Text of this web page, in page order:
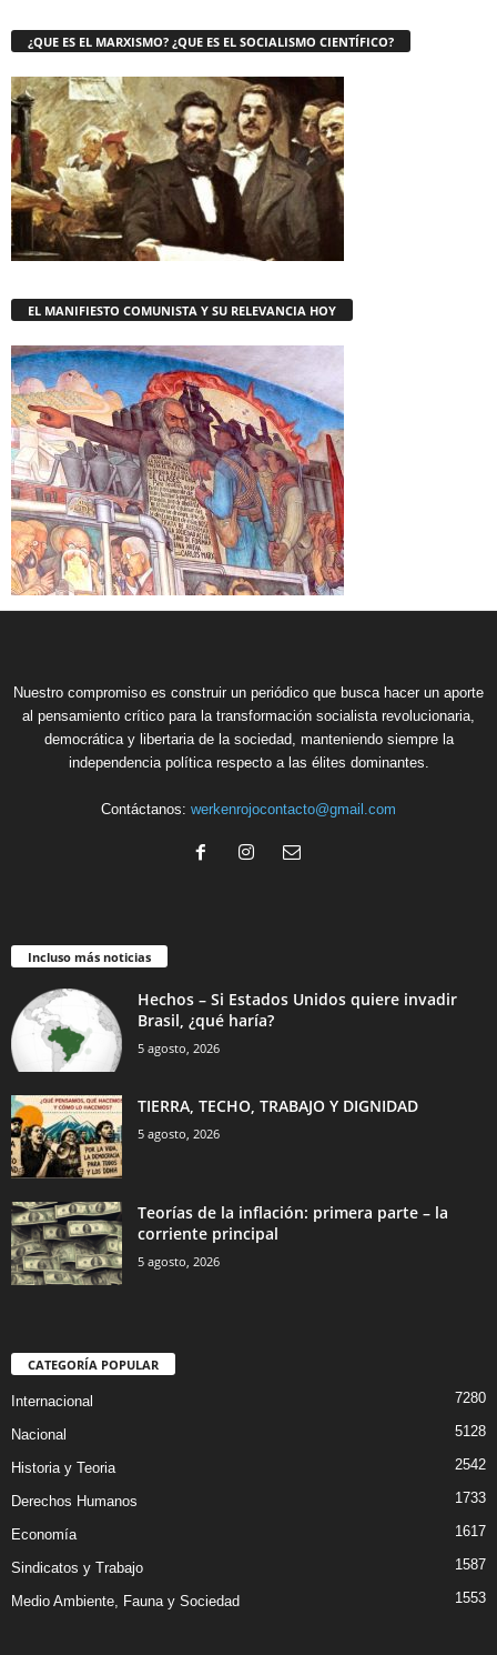
¿QUE ES EL MARXISMO? ¿QUE ES EL SOCIALISMO CIENTÍFICO?
EL MANIFIESTO COMUNISTA Y SU RELEVANCIA HOY
Nuestro compromiso es construir un periódico que busca hacer un aporte
al pensamiento crítico para la transformación socialista revolucionaria,
democrática y libertaria de la sociedad, manteniendo siempre la
independencia política respecto a las élites dominantes.
Contáctanos: werkenrojocontacto@gmail.com
Incluso más noticias
Hechos – Si Estados Unidos quiere invadir
Brasil, ¿qué haría?
5 agosto, 2026
TIERRA, TECHO, TRABAJO Y DIGNIDAD
5 agosto, 2026
Teorías de la inflación: primera parte – la
corriente principal
5 agosto, 2026
CATEGORÍA POPULAR
Internacional 7280
Nacional 5128
Historia y Teoria 2542
Derechos Humanos 1733
Economía 1617
Sindicatos y Trabajo 1587
Medio Ambiente, Fauna y Sociedad 1553